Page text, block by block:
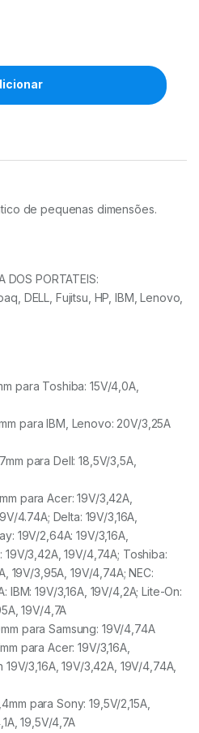
de pequenas dimensões.
DOS PORTATEIS:
DELL, Fujitsu, HP, IBM, Lenovo,
para Toshiba: 15V/4,0A,
para IBM, Lenovo: 20V/3,25A
para Dell: 18,5V/3,5A,
para Acer: 19V/3,42A,
4.74A; Delta: 19V/3,16A,
19V/2,64A: 19V/3,16A,
3,42A, 19V/4,74A; Toshiba:
19V/3,95A, 19V/4,74A; NEC:
IBM: 19V/3,16A, 19V/4,2A; Lite-On:
19V/4,7A
para Samsung: 19V/4,74A
para Acer: 19V/3,16A,
3,16A, 19V/3,42A, 19V/4,74A,
para Sony: 19,5V/2,15A,
19,5V/4,7A